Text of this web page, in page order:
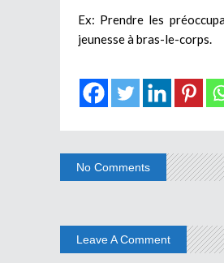
Ex: Prendre les
jeunesse à bras-le-corps.
No Comments
Leave A Comment